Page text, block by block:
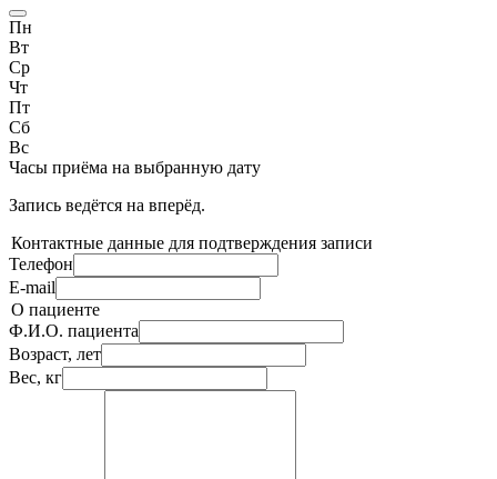
Пн
Вт
Ср
Чт
Пт
Сб
Вс
Часы приёма на выбранную дату
Запись ведётся на вперёд.
Контактные данные для подтверждения записи
Телефон
E-mail
О пациенте
Ф.И.О. пациента
Возраст, лет
Вес, кг